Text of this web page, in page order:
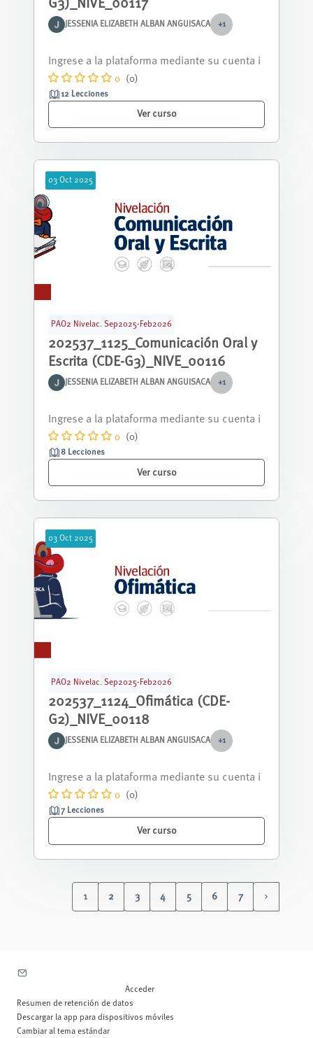
G3)_NIVE_00117
JESSENIA ELIZABETH ALBAN ANGUISACA +1
septiembre 2025 - febrero 2026.
0 (0)
12 Lecciones
Ver curso
03 Oct 2025
PAO2 Nivelac. Sep2025-Feb2026
202537_1125_Comunicación Oral y
Escrita (CDE-G3)_NIVE_00116
JESSENIA ELIZABETH ALBAN ANGUISACA +1
septiembre 2025 - febrero 2026.
0 (0)
8 Lecciones
Ver curso
03 Oct 2025
PAO2 Nivelac. Sep2025-Feb2026
202537_1124_Ofimática (CDE-
G2)_NIVE_00118
JESSENIA ELIZABETH ALBAN ANGUISACA +1
septiembre 2025 - febrero 2026.
0 (0)
7 Lecciones
Ver curso
1 2 3 4 5 6 7
Acceder
Resumen de retención de datos
Descargar la app para dispositivos móviles
Cambiar al tema estándar